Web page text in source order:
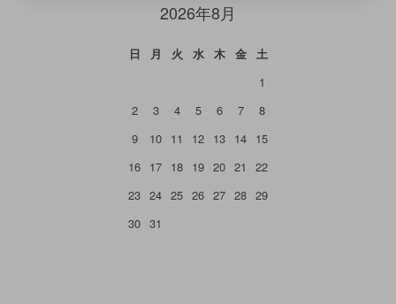
2026年8月
日 月 火 水 木 金
土
1
2
3 4 5 6 7
8
9
10 11 12 13 14 15
16 17 18 19 20 21
22
23 24 25 26 27 28 29
30 31